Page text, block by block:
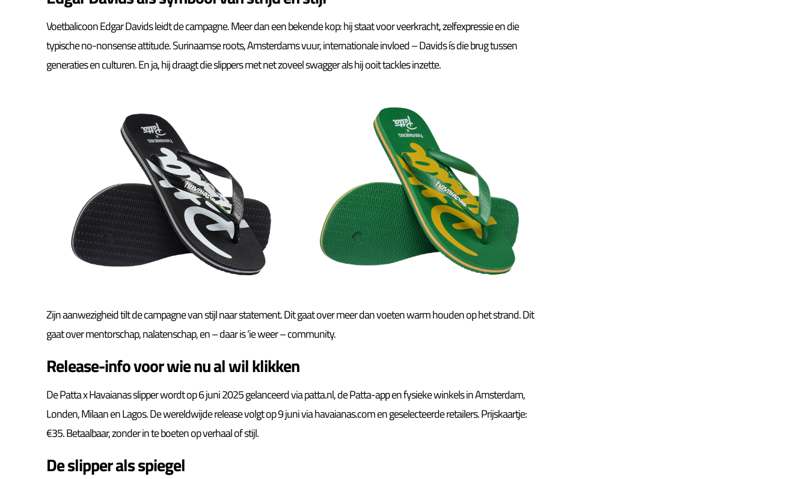
Voetbalicoon Edgar Davids leidt de campagne. Meer dan een bekende kop: hij staat voor veerkracht, zelfexpressie en die
typische no-nonsense attitude. Surinaamse roots, Amsterdams vuur, internationale invloed – Davids ís die brug tussen
generaties en culturen. En ja, hij draagt die slippers met net zoveel swagger als hij ooit tackles inzette.
Zijn aanwezigheid tilt de campagne van stijl naar statement. Dit gaat over meer dan voeten warm houden op het strand. Dit
gaat over mentorschap, nalatenschap, en – daar is ‘ie weer – community.
Release-info voor wie nu al wil klikken
De Patta x Havaianas slipper wordt op 6 juni 2025 gelanceerd via patta.nl, de Patta-app en fysieke winkels in Amsterdam,
Londen, Milaan en Lagos. De wereldwijde release volgt op 9 juni via havaianas.com en geselecteerde retailers. Prijskaartje:
€35. Betaalbaar, zonder in te boeten op verhaal of stijl.
De slipper als spiegel